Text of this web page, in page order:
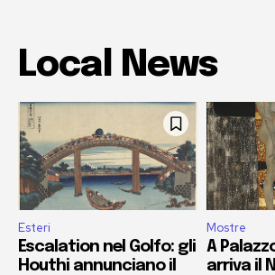
Local News
Esteri
Escalation nel Golfo: gli
Houthi annunciano il
Mostre
A
arriva il